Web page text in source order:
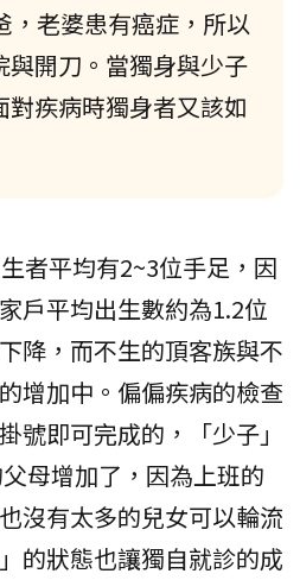
，老婆患有癌症，所以
與開刀。當獨身與少子
疾病時獨身者又該如
者平均有2~3位手足，因
戶平均出生數約為1.2位
降，而不生的頂客族與不
增加中。偏偏疾病的檢查
號即可完成的，「少子」
母增加了，因為上班的
沒有太多的兒女可以輪流
的狀態也讓獨自就診的成